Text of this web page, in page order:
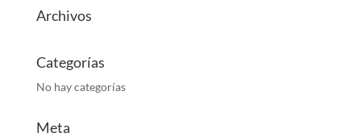
Archivos
Categorías
No hay categorías
Meta